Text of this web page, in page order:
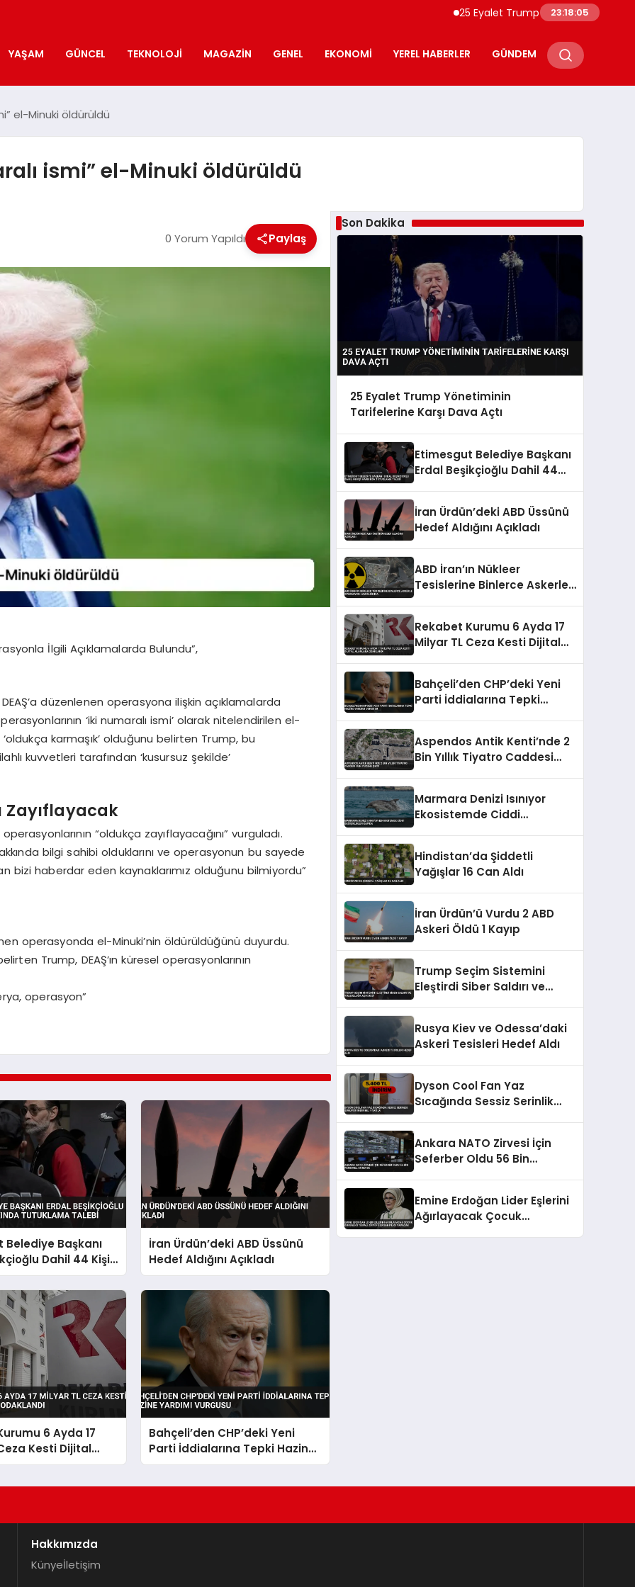
25 Eyalet Trump Yönetiminin Tarifelerine
23:18:06
YAŞAM GÜNCEL TEKNOLOJI MAGAZIN GENEL EKONOMI YEREL HABERLER GÜNDEM
el-Minuki öldürüldü
ismi” el-Minuki öldürüldü
0 Yorum Yapıldı Paylaş
İlgili Açıklamalarda Bulundu”,
düzenlenen operasyona ilişkin açıklamalarda
‘iki numaralı ismi’ olarak nitelendirilen el-
karmaşık’ olduğunu belirten Trump, bu
kuvvetleri tarafından ‘kusursuz şekilde’
Zayıflayacak
“oldukça zayıflayacağını” vurguladı.
bilgi sahibi olduklarını ve operasyonun bu sayede
bizi haberdar eden kaynaklarımız olduğunu bilmiyordu”
operasyonda el-Minuki’nin öldürüldüğünü duyurdu.
Trump, DEAŞ’ın küresel operasyonlarının
operasyon”
Başkanı
Dahil 44 Kişi
Tutuklama Talebi
İran Ürdün’deki ABD Üssünü
Hedef Aldığını Açıkladı
6 Ayda 17
Kesti Dijital
Bahçeli’den CHP’deki Yeni
Parti İddialarına Tepki Hazine
Yardımı Vurgusu
Son Dakika
25 Eyalet Trump Yönetiminin
Tarifelerine Karşı Dava Açtı
Etimesgut Belediye Başkanı
Erdal Beşikçioğlu Dahil 44
İran Ürdün’deki ABD Üssünü
Hedef Aldığını Açıkladı
ABD İran’ın Nükleer
Tesislerine Binlerce Askerle
Rekabet Kurumu 6 Ayda 17
Milyar TL Ceza Kesti Dijital
Bahçeli’den CHP’deki Yeni
Parti İddialarına Tepki
Aspendos Antik Kenti’nde 2
Bin Yıllık Tiyatro Caddesi
Marmara Denizi Isınıyor
Ekosistemde Ciddi
Hindistan’da Şiddetli
Yağışlar 16 Can Aldı
İran Ürdün’ü Vurdu 2 ABD
Askeri Öldü 1 Kayıp
Trump Seçim Sistemini
Eleştirdi Siber Saldırı ve
Rusya Kiev ve Odessa’daki
Askeri Tesisleri Hedef Aldı
Dyson Cool Fan Yaz
Sıcağında Sessiz Serinlik
Ankara NATO Zirvesi İçin
Seferber Oldu 56 Bin
Emine Erdoğan Lider Eşlerini
Ağırlayacak Çocuk
Hakkımızda
Künyeİletişim